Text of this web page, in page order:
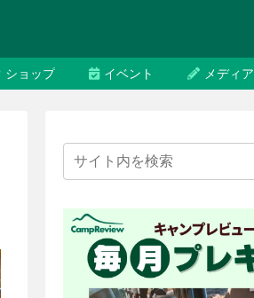
ショップ イベント メディア